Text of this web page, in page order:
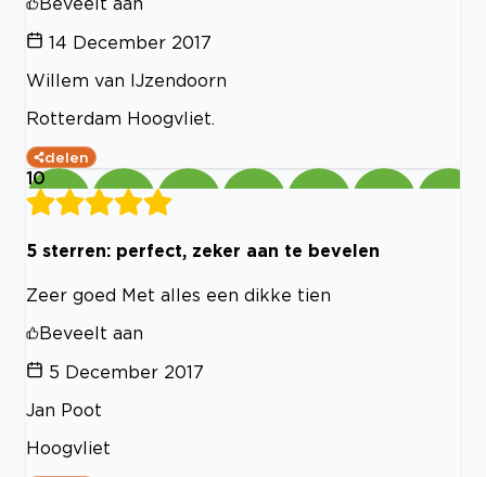
14 December 2017
Willem van IJzendoorn
Rotterdam Hoogvliet.
delen
10
5 sterren: perfect, zeker aan te bevelen
Zeer goed Met alles een dikke tien
Beveelt aan
5 December 2017
Jan Poot
Hoogvliet